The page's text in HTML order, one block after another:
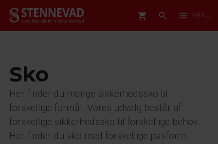
shopping_cart search menu MENU
Sko
Her finder du mange sikkerhedssko til
forskellige formål. Vores udvalg består af
forskellige sikkerhedssko til forskellige behov.
Her finder du sko med forskellige pasform,